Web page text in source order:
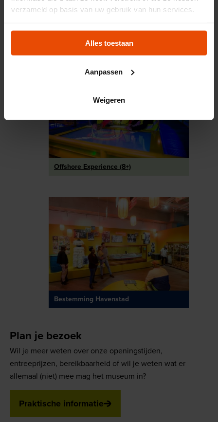
verzameld op basis van uw gebruik van hun services.
Alles toestaan
Aanpassen
Weigeren
Offshore Experience (8+)
Bestemming Havenstad
Plan je bezoek
Wil je meer weten over onze openingstijden,
entreeprijzen, bereikbaarheid of wil je weten wat er
allemaal (niet) mee mag het museum in?
Praktische informatie